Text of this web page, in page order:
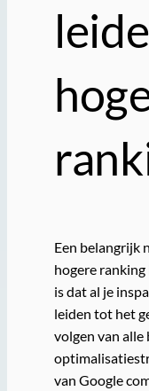
Een belangrijk
hogere ranking
is dat al je
leiden tot het
volgen van alle
van Google